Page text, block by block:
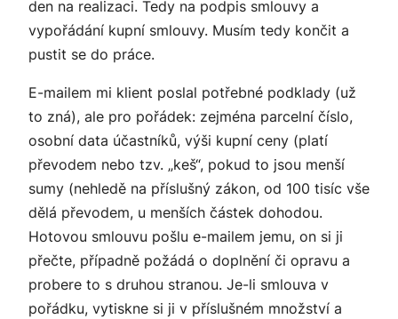
den na realizaci. Tedy na podpis smlouvy a
vypořádání kupní smlouvy. Musím tedy končit a
pustit se do práce.
E-mailem mi klient poslal potřebné podklady (už
to zná), ale pro pořádek: zejména parcelní číslo,
osobní data účastníků, výši kupní ceny (platí
převodem nebo tzv. „keš“, pokud to jsou menší
sumy (nehledě na příslušný zákon, od 100 tisíc vše
dělá převodem, u menších částek dohodou.
Hotovou smlouvu pošlu e-mailem jemu, on si ji
přečte, případně požádá o doplnění či opravu a
probere to s druhou stranou. Je-li smlouva v
pořádku, vytiskne si ji v příslušném množství a